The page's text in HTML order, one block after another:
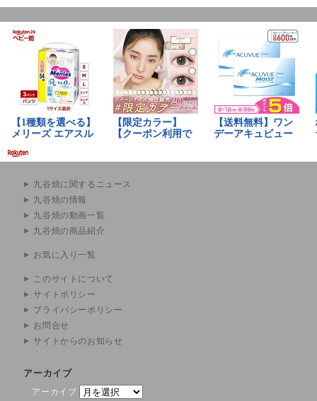
九谷焼に関するニュース
九谷焼の情報
九谷焼の動画一覧
九谷焼の商品紹介
お気に入り一覧
このサイトについて
サイトポリシー
プライバシーポリシー
お問合せ
サイトからのお知らせ
アーカイブ
アーカイブ